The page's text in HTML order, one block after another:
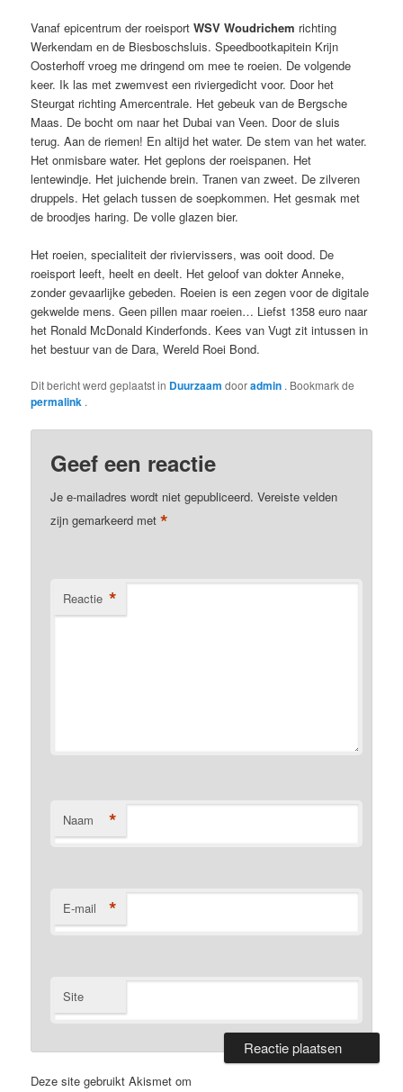
Vanaf epicentrum der roeisportWSV Woudrichem richting
Werkendam en de Biesboschsluis. Speedbootkapitein Krijn
Oosterhoff vroeg me dringend om mee te roeien. De volgende
keer. Ik las met zwemvest een riviergedicht voor. Door het
Steurgat richting Amercentrale. Het gebeuk van de Bergsche
Maas. De bocht om naar het Dubai van Veen. Door de sluis
terug. Aan de riemen! En altijd het water. De stem van het water.
Het onmisbare water. Het geplons der roeispanen. Het
lentewindje. Het juichende brein. Tranen van zweet. De zilveren
druppels. Het gelach tussen de soepkommen. Het gesmak met
de broodjes haring. De volle glazen bier.
Het roeien, specialiteit der riviervissers, was ooit dood. De
roeisport leeft, heelt en deelt. Het geloof van dokter Anneke,
zonder gevaarlijke gebeden. Roeien is een zegen voor de digitale
gekwelde mens. Geen pillen maar roeien… Liefst 1358 euro naar
het Ronald McDonald Kinderfonds. Kees van Vugt zit intussen in
het bestuur van de Dara, Wereld Roei Bond.
Dit bericht werd geplaatst in Duurzaam dooradmin . Bookmark de
permalink .
Geef een reactie
Je e-mailadres wordt niet gepubliceerd. Vereiste velden
zijn gemarkeerd met*
Reactie *
Naam *
E-mail *
Site
Deze site gebruikt Akismet om